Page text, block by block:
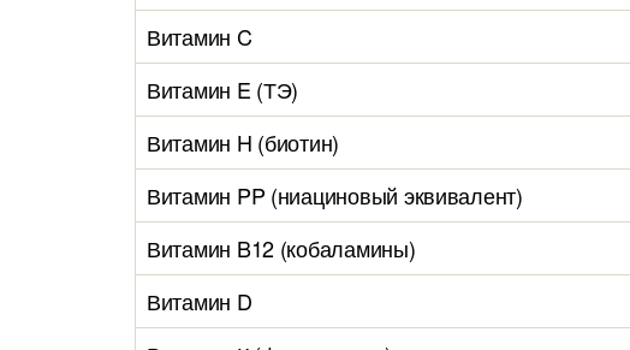
Витамин C
Витамин E (ТЭ)
Витамин H (биотин)
Витамин PP (ниациновый эквивалент)
Витамин B12 (кобаламины)
Витамин D